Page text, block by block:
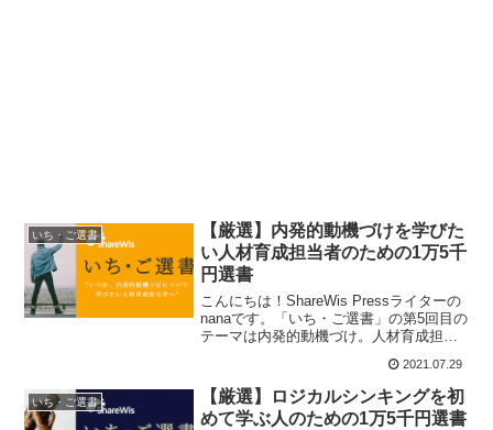
いち・ご選書
【厳選】内発的動機づけを学びた
い人材育成担当者のための1万5千
円選書
こんにちは！ShareWis Pressライターの
nanaです。「いち・ご選書」の第5回目の
テーマは内発的動機づけ。人材育成担当
ベーションを上げたい方、自分のモチベ
ーションを管理して活躍したい方にも参
考に...
2021.07.29
いち・ご選書
【厳選】ロジカルシンキングを初
めて学ぶ人のための1万5千円選書